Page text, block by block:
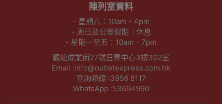
陳列室資料
- 星期六：10am - 4pm
- 周日及公眾假期：休息
- 星期一至五：10am - 7pm
觀塘成業街27號日昇中心3樓302室
Email :info@outletexpress.com.hk
查詢熱線 :3956 8117
WhatsApp :53694990